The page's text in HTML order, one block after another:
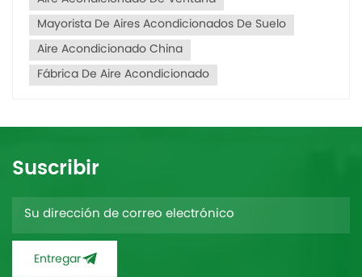
Mayorista De Aires Acondicionados De Suelo
Aire Acondicionado China
Fábrica De Aire Acondicionado
Suscribir
Entregar